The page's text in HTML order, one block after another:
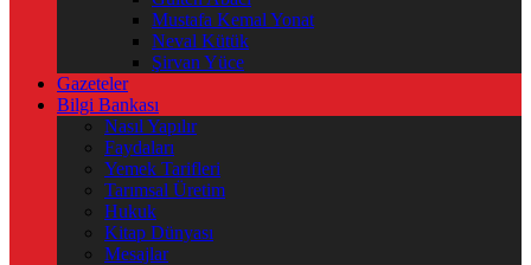
Mustafa Kemal Yonat
Neval Kütük
Şirvan Yüce
Gazeteler
Bilgi Bankası
Nasıl Yapılır
Faydaları
Yemek Tarifleri
Tarımsal Üretim
Hukuk
Kitap Dünyası
Mesajlar